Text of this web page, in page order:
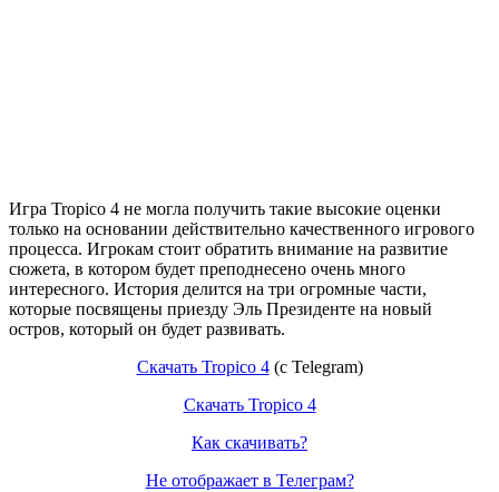
Игра Tropico 4 не могла получить такие высокие оценки
только на основании действительно качественного игрового
процесса. Игрокам стоит обратить внимание на развитие
сюжета, в котором будет преподнесено очень много
интересного. История делится на три огромные части,
которые посвящены приезду Эль Президенте на новый
остров, который он будет развивать.
Скачать Tropico 4(c Telegram)
Скачать Tropico 4
Как скачивать?
Не отображает в Телеграм?